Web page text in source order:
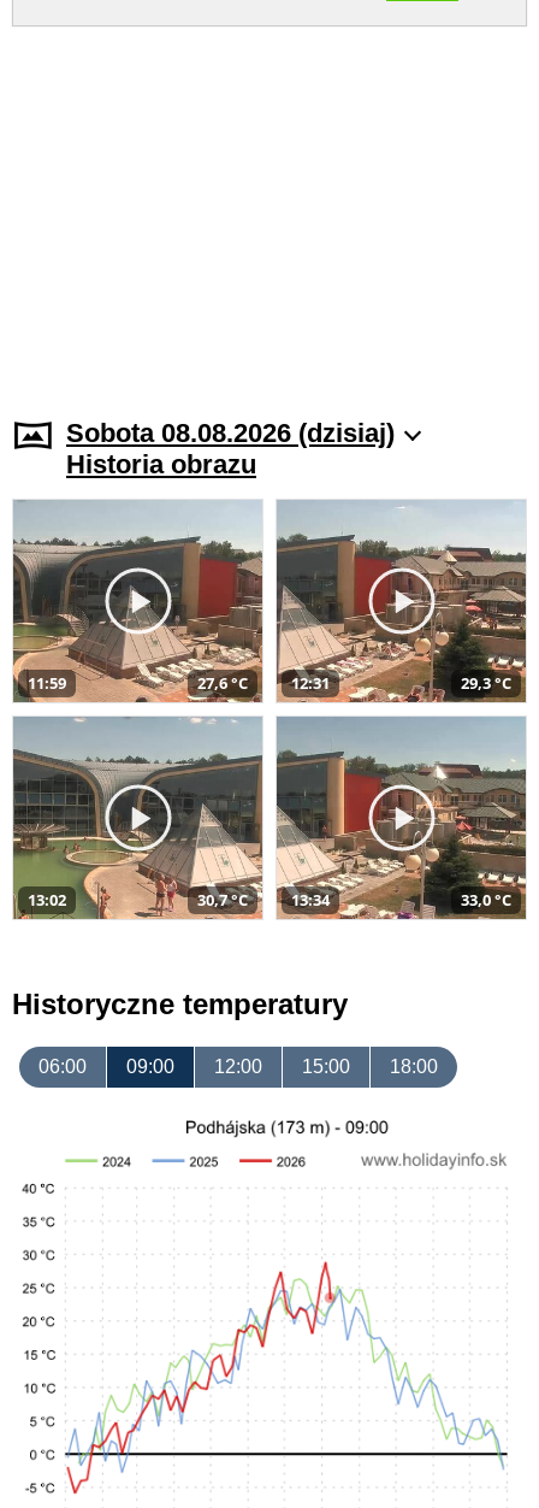
Sobota 08.08.2026 (dzisiaj)
Historia obrazu
11:59 27,6 °C 12:31 29,3 °C
13:02 30,7 °C 13:34 33,0 °C
Historyczne temperatury
06:00 09:00 12:00 15:00 18:00